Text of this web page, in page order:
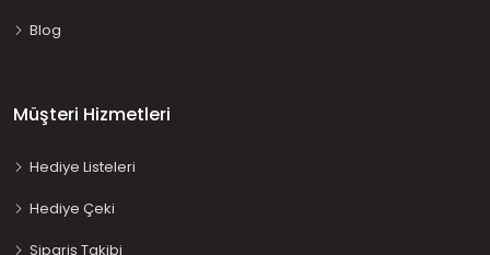
Blog
Müşteri Hizmetleri
Hediye Listeleri
Hediye Çeki
Sipariş Takibi